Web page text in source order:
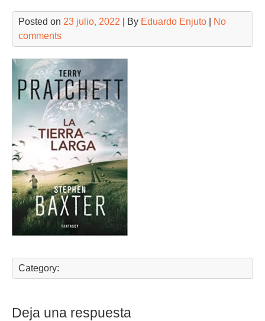
Posted on 23 julio, 2022 | By Eduardo Enjuto
No
comments
Category:
Deja una respuesta